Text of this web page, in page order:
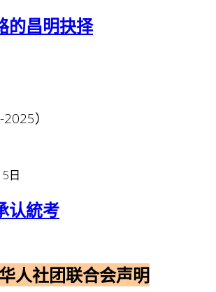
的昌明抉择
）
日
认統考
人社团联合会声明